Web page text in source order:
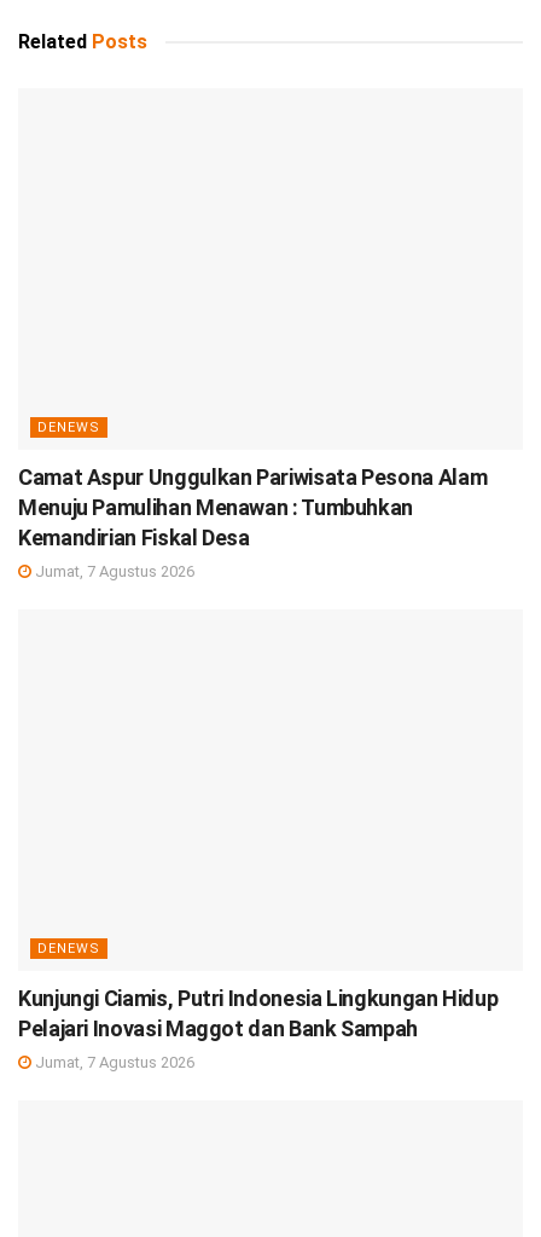
Related Posts
DENEWS
Camat Aspur Unggulkan Pariwisata Pesona Alam
Menuju Pamulihan Menawan : Tumbuhkan
Kemandirian Fiskal Desa
Jumat, 7 Agustus 2026
DENEWS
Kunjungi Ciamis, Putri Indonesia Lingkungan Hidup
Pelajari Inovasi Maggot dan Bank Sampah
Jumat, 7 Agustus 2026